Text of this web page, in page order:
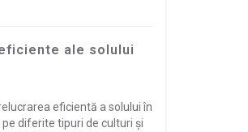
eficiente ale solului
eficientă a solului în
diferite tipuri de culturi și